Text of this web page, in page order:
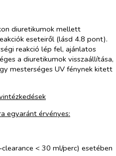
diuretikumok mellett
eseteiről (lásd 4.8 pont).
reakció lép fel, ajánlatos
a diuretikumok visszaállítása,
mesterséges UV fénynek kitett
egyaránt érvényes:
< 30 ml/perc) esetében